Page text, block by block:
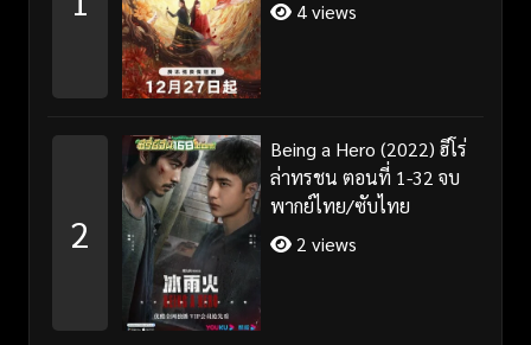
4 views
2
Being a Hero (2022) ฮีโร่
ล่าทรชน ตอนที่ 1-32 จบ
พากย์ไทย/ซับไทย
2 views